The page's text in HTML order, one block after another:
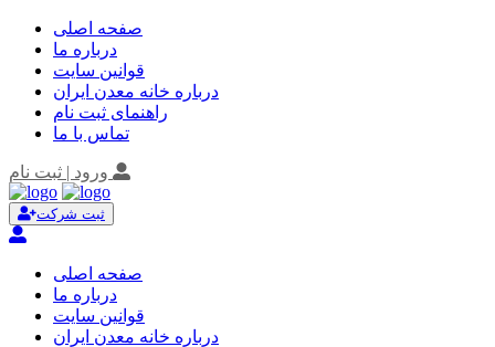
صفحه اصلی
درباره ما
قوانین سایت
درباره خانه معدن ایران
راهنمای ثبت نام
تماس با ما
ورود | ثبت نام
ثبت شرکت
صفحه اصلی
درباره ما
قوانین سایت
درباره خانه معدن ایران